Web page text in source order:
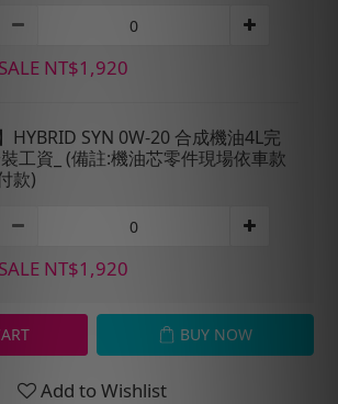
SALE NT$1,920
HYBRID SYN 0W-20 合成機油4L完
工資_ (備註:機油芯零件現場依車款
款)
SALE NT$1,920
BUY NOW
Add to Wishlist